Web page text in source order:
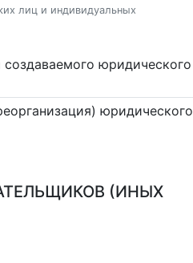
лиц и индивидуальных
создаваемого юридического
юридического
(ИНЫХ